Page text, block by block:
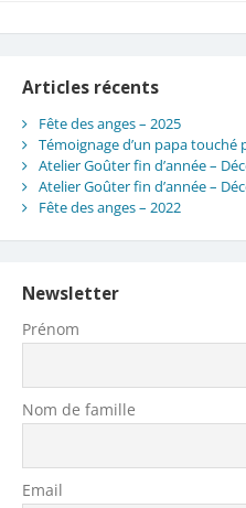
Articles récents
Fête des anges – 2025
Témoignage d’un papa touché
Atelier Goûter fin d’année –
Atelier Goûter fin d’année –
Fête des anges – 2022
Newsletter
Prénom
Nom de famille
Email